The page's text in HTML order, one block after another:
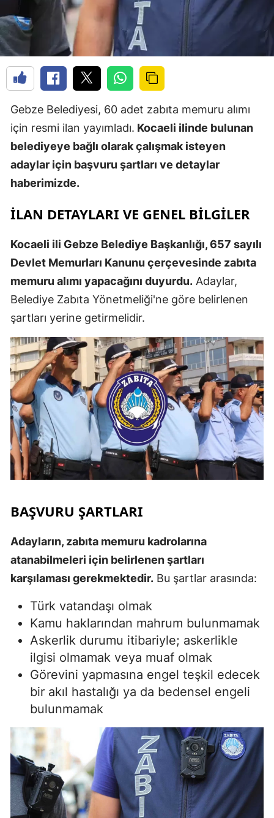
Gebze Belediyesi, 60 adet zabıta memuru alımı
için resmi ilan yayımladı. Kocaeli ilinde bulunan
belediyeye bağlı olarak çalışmak isteyen
adaylar için başvuru şartları ve detaylar
haberimizde.
İLAN DETAYLARI VE GENEL BILGILER
Kocaeli ili Gebze Belediye Başkanlığı, 657 sayılı
Devlet Memurları Kanunu çerçevesinde zabıta
memuru alımı yapacağını duyurdu. Adaylar,
Belediye Zabıta Yönetmeliği'ne göre belirlenen
şartları yerine getirmelidir.
BAŞVURU ŞARTLARI
Adayların, zabıta memuru kadrolarına
atanabilmeleri için belirlenen şartları
karşılaması gerekmektedir. Bu şartlar arasında:
Türk vatandaşı olmak
Kamu haklarından mahrum bulunmamak
Askerlik durumu itibariyle; askerlikle
ilgisi olmamak veya muaf olmak
Görevini yapmasına engel teşkil edecek
bir akıl hastalığı ya da bedensel engeli
bulunmamak